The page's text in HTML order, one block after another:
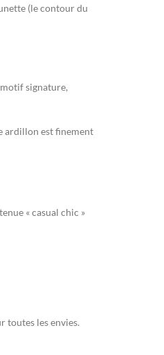
(le contour du
signature,
ardillon est finement
« casual chic »
toutes les envies.